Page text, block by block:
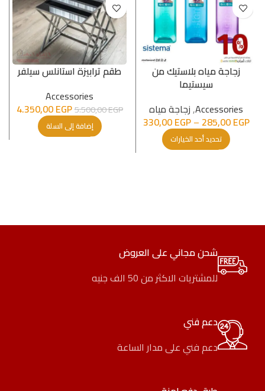
زجاجة مياه بلاستيك من
سيستيما
Accessories
,زجاجة مياه
285,00EGP
–
330,00EGP
تحديد أحد الخيارات
طقم ترابيزة استانلس سيلفر
Accessories
5.500,00EGP
4.350,00EGP
إضافة إلى السلة
شحن مجاني على العروض
للمشتريات الاكثر من 50 الف جنيه
دعم فني
دعم فني على مدار الساعة